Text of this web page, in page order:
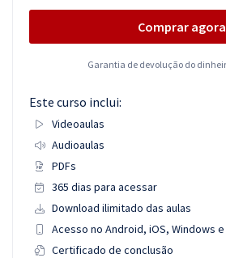
Comprar agora
Garantia de devolução do
Este curso inclui:
Videoaulas
Audioaulas
PDFs
365 dias para acessar
Download ilimitado das aulas
Acesso no Android, iOS, Windows e
Certificado de conclusão